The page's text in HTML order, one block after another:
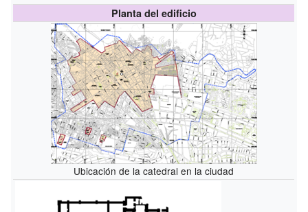
Planta del edificio
Ubicación de la catedral en la ciudad